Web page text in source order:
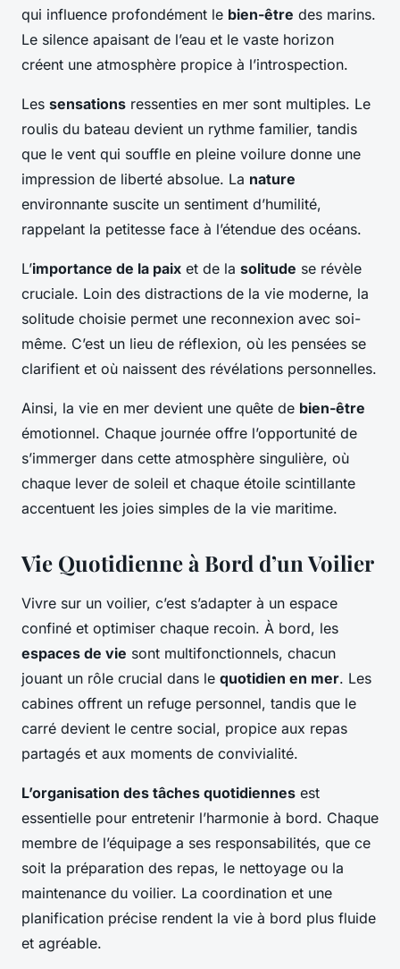
qui influence profondément le bien-être des marins.
Le silence apaisant de l’eau et le vaste horizon
créent une atmosphère propice à l’introspection.
Les sensations ressenties en mer sont multiples. Le
roulis du bateau devient un rythme familier, tandis
que le vent qui souffle en pleine voilure donne une
impression de liberté absolue. La nature
environnante suscite un sentiment d’humilité,
rappelant la petitesse face à l’étendue des océans.
L’importance de la paix et de la solitude se révèle
cruciale. Loin des distractions de la vie moderne, la
solitude choisie permet une reconnexion avec soi-
même. C’est un lieu de réflexion, où les pensées se
clarifient et où naissent des révélations personnelles.
Ainsi, la vie en mer devient une quête de bien-être
émotionnel. Chaque journée offre l’opportunité de
s’immerger dans cette atmosphère singulière, où
chaque lever de soleil et chaque étoile scintillante
accentuent les joies simples de la vie maritime.
Vie Quotidienne à Bord d’un Voilier
Vivre sur un voilier, c’est s’adapter à un espace
confiné et optimiser chaque recoin. À bord, les
espaces de vie sont multifonctionnels, chacun
jouant un rôle crucial dans le quotidien en mer. Les
cabines offrent un refuge personnel, tandis que le
carré devient le centre social, propice aux repas
partagés et aux moments de convivialité.
L’organisation des tâches quotidiennes est
essentielle pour entretenir l’harmonie à bord. Chaque
membre de l’équipage a ses responsabilités, que ce
soit la préparation des repas, le nettoyage ou la
maintenance du voilier. La coordination et une
planification précise rendent la vie à bord plus fluide
et agréable.